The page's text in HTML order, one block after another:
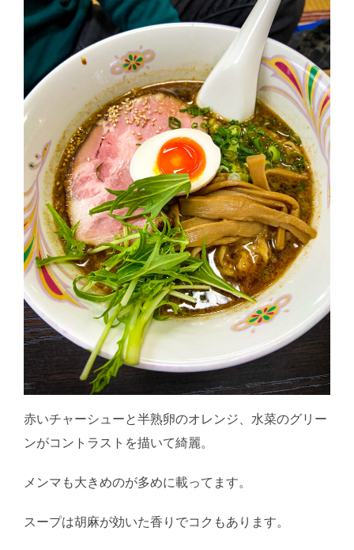
赤いチャーシューと半熟卵のオレンジ、水菜のグリー
ンがコントラストを描いて綺麗。
メンマも大きめのが多めに載ってます。
スープは胡麻が効いた香りでコクもあります。